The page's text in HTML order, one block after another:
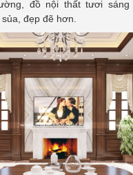
đồ nội thất tươi sáng
đẹp đẽ hơn.